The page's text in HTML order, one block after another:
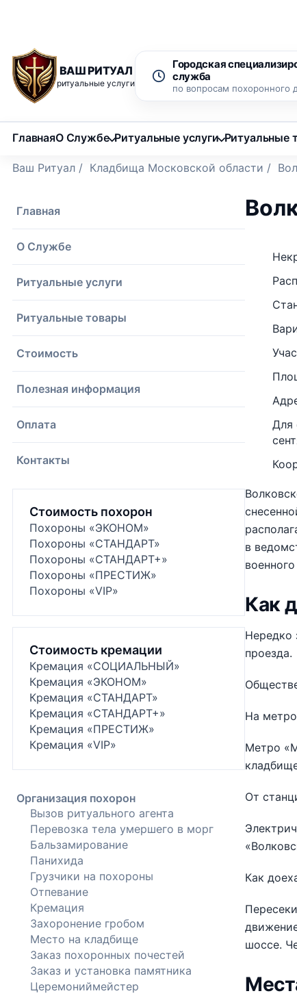
ВАШ РИТУАЛ
ритуальные услуги
Городская
служба
по вопросам похоронного
ГлавнаяО Службе Ритуальные услуги Ритуальные
Ваш Ритуал / Кладбища Московской области /
Главная
О Службе
Ритуальные услуги
Ритуальные товары
Стоимость
Полезная информация
Оплата
Контакты
Стоимость похорон
Похороны «ЭКОНОМ»
Похороны «СТАНДАРТ»
Похороны «СТАНДАРТ+»
Похороны «ПРЕСТИЖ»
Похороны «VIP»
Стоимость кремации
Кремация «СОЦИАЛЬНЫЙ»
Кремация «ЭКОНОМ»
Кремация «СТАНДАРТ»
Кремация «СТАНДАРТ+»
Кремация «ПРЕСТИЖ»
Кремация «VIP»
Организация похорон
Вызов ритуального агента
Перевозка тела умершего в морг
Бальзамирование
Панихида
Грузчики на похороны
Отпевание
Кремация
Захоронение гробом
Место на кладбище
Заказ похоронных почестей
Заказ и установка памятника
Церемониймейстер
Для
в
Как
Нередко
проезда.
На
Метро
От
Как
шоссе.